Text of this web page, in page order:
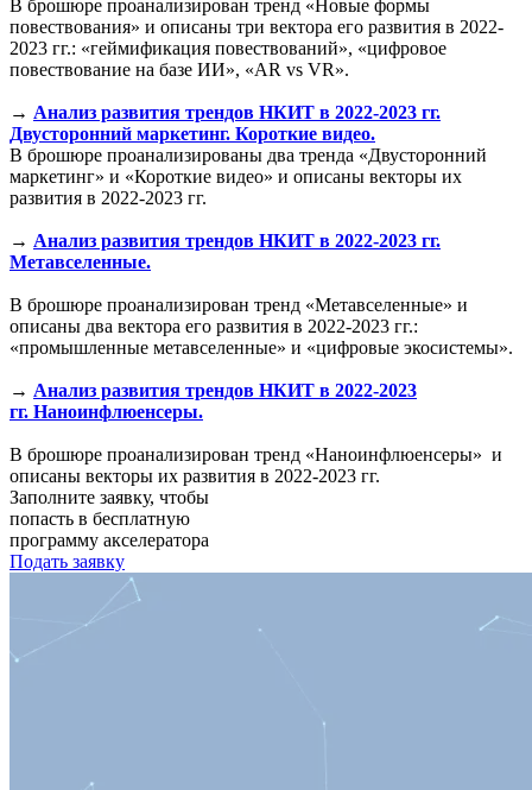
В брошюре проанализирован тренд «Новые формы
повествования» и описаны три вектора его развития в 2022-
2023 гг.: «геймификация повествований», «цифровое
повествование на базе ИИ», «AR vs VR».
→ Анализ развития трендов НКИТ в 2022-2023 гг.
Двусторонний маркетинг. Короткие видео.
В брошюре проанализированы два тренда «Двусторонний
маркетинг» и «Короткие видео» и описаны векторы их
развития в 2022-2023 гг.
→ Анализ развития трендов НКИТ в 2022-2023 гг.
Метавселенные.
В брошюре проанализирован тренд «Метавселенные» и
описаны два вектора его развития в 2022-2023 гг.:
«промышленные метавселенные» и «цифровые экосистемы».
→ Анализ развития трендов НКИТ в 2022-2023
гг. Наноинфлюенсеры.
В брошюре проанализирован тренд «Наноинфлюенсеры» и
описаны векторы их развития в 2022-2023 гг.
Заполните заявку, чтобы
попасть в бесплатную
программу акселератора
Подать заявку